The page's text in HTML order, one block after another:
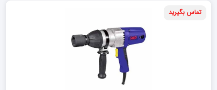
تماس بگیرید